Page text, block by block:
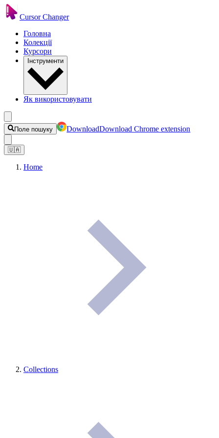
Cursor Changer
Головна
Колекції
Курсори
Інструменти
Як використовувати
Поле пошуку DownloadDownload Chrome extension
🇺🇦
Home
Collections